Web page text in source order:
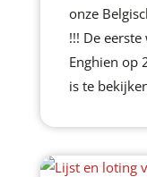
onze
!!! De
Enghien op
is te